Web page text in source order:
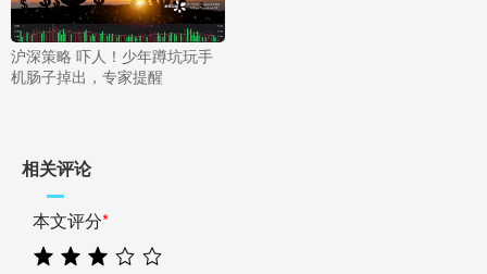
沪深策略 吓人！少年蹲坑玩手
机肠子掉出，专家提醒
相关评论
本文评分*